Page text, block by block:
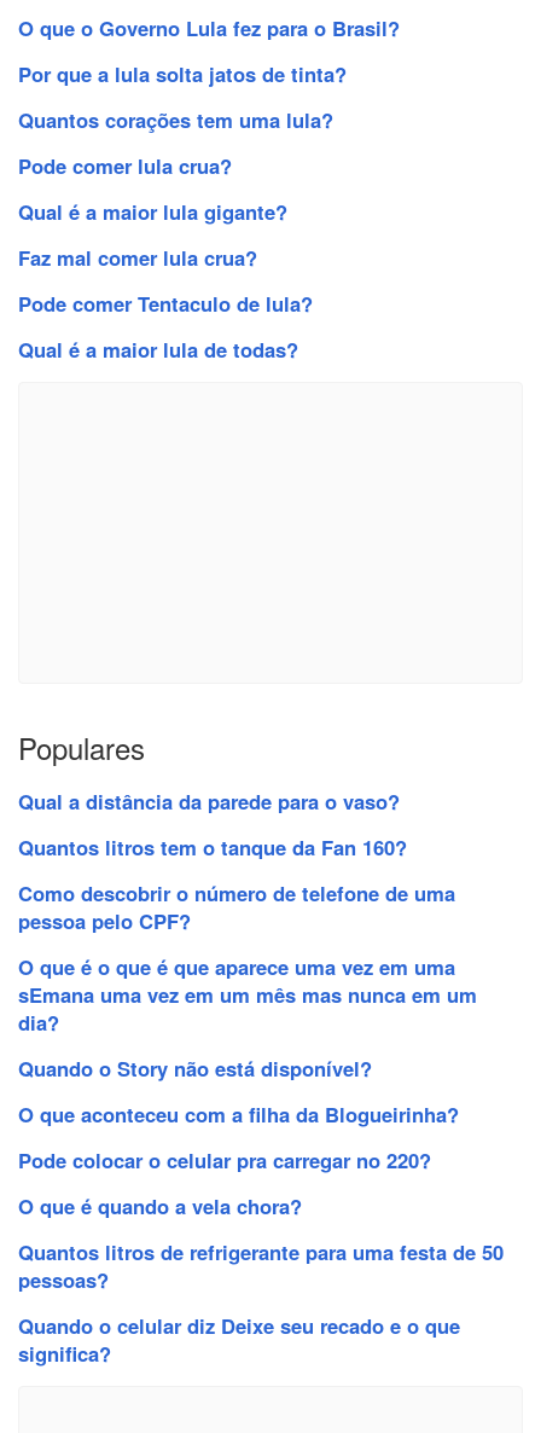
O que o Governo Lula fez para o Brasil?
Por que a lula solta jatos de tinta?
Quantos corações tem uma lula?
Pode comer lula crua?
Qual é a maior lula gigante?
Faz mal comer lula crua?
Pode comer Tentaculo de lula?
Qual é a maior lula de todas?
Populares
Qual a distância da parede para o vaso?
Quantos litros tem o tanque da Fan 160?
Como descobrir o número de telefone de uma
pessoa pelo CPF?
O que é o que é que aparece uma vez em uma
sEmana uma vez em um mês mas nunca em um
dia?
Quando o Story não está disponível?
O que aconteceu com a filha da Blogueirinha?
Pode colocar o celular pra carregar no 220?
O que é quando a vela chora?
Quantos litros de refrigerante para uma festa de 50
pessoas?
Quando o celular diz Deixe seu recado e o que
significa?